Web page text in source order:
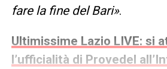
fare la fine del Bari».
Ultimissime Lazio LIVE: si
l’ufficialità di Provedel